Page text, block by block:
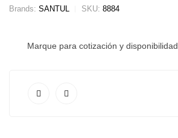
Brands: SANTUL SKU: 8884
Marque para cotización y